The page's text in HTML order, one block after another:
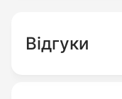
Відгуки